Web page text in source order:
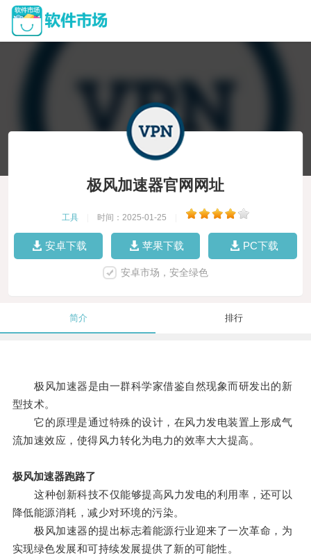
极风加速器官网网址
工具 时间：2025-01-25
安卓下载 苹果下载 PC下载
安卓市场，安全绿色
简介 排行
极风加速器是由一群科学家借鉴自然现象而研发出的新
型技术。
它的原理是通过特殊的设计，在风力发电装置上形成气
流加速效应，使得风力转化为电力的效率大大提高。
极风加速器跑路了
这种创新科技不仅能够提高风力发电的利用率，还可以
降低能源消耗，减少对环境的污染。
极风加速器的提出标志着能源行业迎来了一次革命，为
实现绿色发展和可持续发展提供了新的可能性。